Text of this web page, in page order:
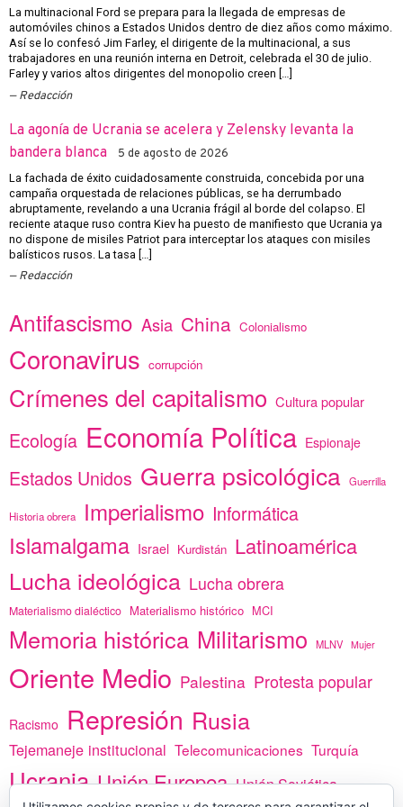
La multinacional Ford se prepara para la llegada de empresas de
automóviles chinos a Estados Unidos dentro de diez años como máximo.
Así se lo confesó Jim Farley, el dirigente de la multinacional, a sus
trabajadores en una reunión interna en Detroit, celebrada el 30 de julio.
Farley y varios altos dirigentes del monopolio creen […]
Redacción
La agonía de Ucrania se acelera y Zelensky levanta la
bandera blanca
5 de agosto de 2026
La fachada de éxito cuidadosamente construida, concebida por una
campaña orquestada de relaciones públicas, se ha derrumbado
abruptamente, revelando a una Ucrania frágil al borde del colapso. El
reciente ataque ruso contra Kiev ha puesto de manifiesto que Ucrania ya
no dispone de misiles Patriot para interceptar los ataques con misiles
balísticos rusos. La tasa […]
Redacción
Antifascismo Asia China Colonialismo
Coronavirus corrupción
Crímenes del capitalismo Cultura popular
Ecología Economía Política Espionaje
Estados Unidos Guerra psicológica Guerrilla
Historia obrera Imperialismo Informática
Islamalgama Israel Kurdistán Latinoamérica
Lucha ideológica Lucha obrera
Materialismo dialéctico Materialismo histórico MCI
Memoria histórica Militarismo MLNV Mujer
Oriente Medio Palestina Protesta popular
Racismo Represión Rusia
Tejemaneje institucional Telecomunicaciones Turquía
Ucrania Unión Europea Unión Soviética